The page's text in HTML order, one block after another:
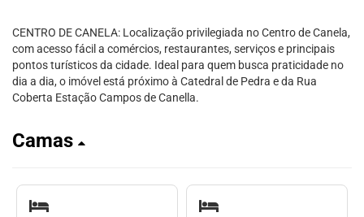
CENTRO DE CANELA: Localização privilegiada no Centro de Canela,
com acesso fácil a comércios, restaurantes, serviços e principais
pontos turísticos da cidade. Ideal para quem busca praticidade no
dia a dia, o imóvel está próximo à Catedral de Pedra e da Rua
Coberta Estação Campos de Canella.
Camas